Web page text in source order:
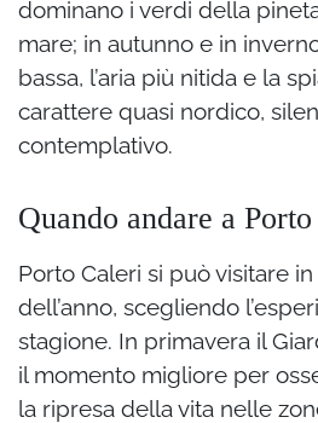
dominano i verdi della
mare; in autunno e in
bassa, l’aria più nitida e la
carattere quasi nordico,
contemplativo.
Quando andare a
Porto Caleri si può visitare
dell’anno, scegliendo
stagione. In primavera il
il momento migliore per
la ripresa della vita nelle